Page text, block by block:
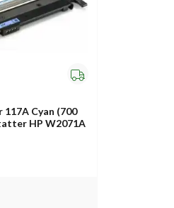
117A Cyan (700
HP W2071A